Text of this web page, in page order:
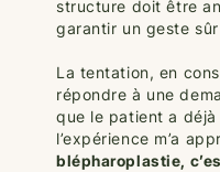
structure doit être
garantir un geste
La tentation, en
répondre à une
que le patient a
l’expérience m’a
blépharoplastie,